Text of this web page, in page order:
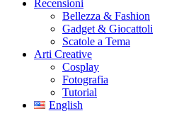
Recensioni
Bellezza & Fashion
Gadget & Giocattoli
Scatole a Tema
Arti Creative
Cosplay
Fotografia
Tutorial
English